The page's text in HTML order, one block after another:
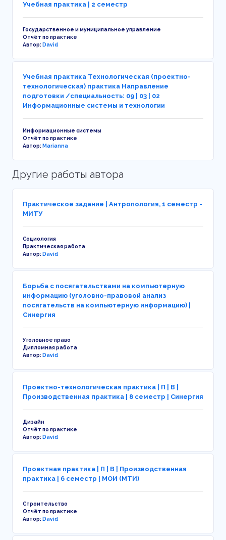
Учебная практика | 2 семестр
Государственное и муниципальное управление
Отчёт по практике
Автор:David
Учебная практика Технологическая (проектно-
технологическая) практика Направление
подготовки /специальность: 09 | 03 | 02
Информационные системы и технологии
Информационные системы
Отчёт по практике
Автор:Marianna
Другие работы автора
Практическое задание | Антропология, 1 семестр -
МИТУ
Социология
Практическая работа
Автор:David
Борьба с посягательствами на компьютерную
информацию (уголовно-правовой анализ
посягательств на компьютерную информацию) |
Синергия
Уголовное право
Дипломная работа
Автор:David
Проектно-технологическая практика | П | В |
Производственная практика | 8 семестр | Синергия
Дизайн
Отчёт по практике
Автор:David
Проектная практика | П | В | Производственная
практика | 6 семестр | МОИ (МТИ)
Строительство
Отчёт по практике
Автор:David